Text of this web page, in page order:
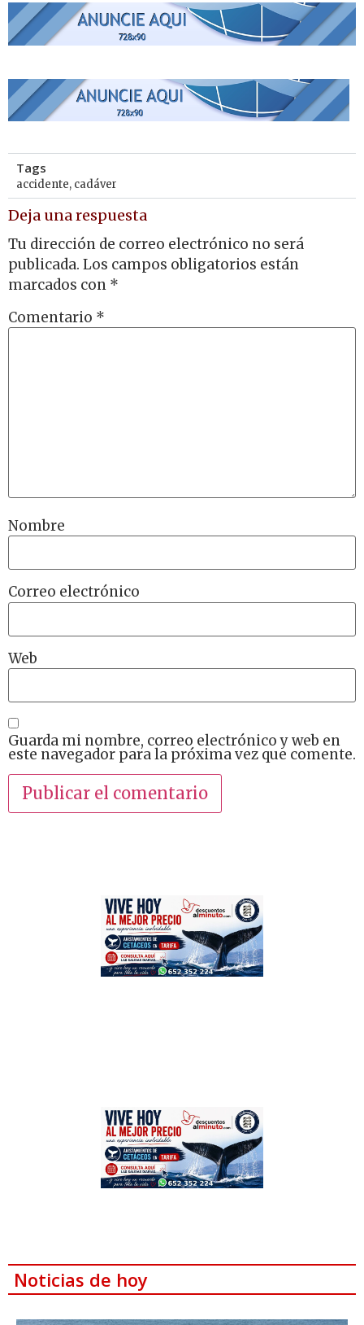
Tags
accidente, cadáver
Deja una respuesta
Tu dirección de correo electrónico no será
publicada. Los campos obligatorios están
marcados con *
Comentario *
Nombre
Correo electrónico
Web
Guarda mi nombre, correo electrónico y web en
este navegador para la próxima vez que comente.
Noticias de hoy